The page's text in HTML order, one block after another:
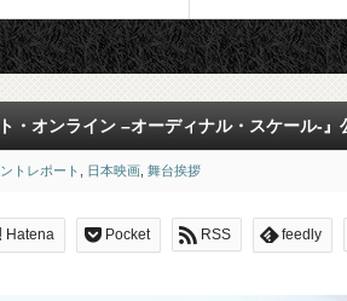
※
・オンライン –オーディナル・スケール-』
トレポート 日本映画 舞台挨拶
Hatena Pocket RSS feedly